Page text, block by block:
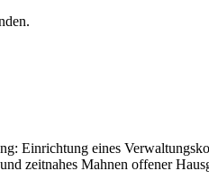
Einrichtung eines
zeitnahes Mahnen offener